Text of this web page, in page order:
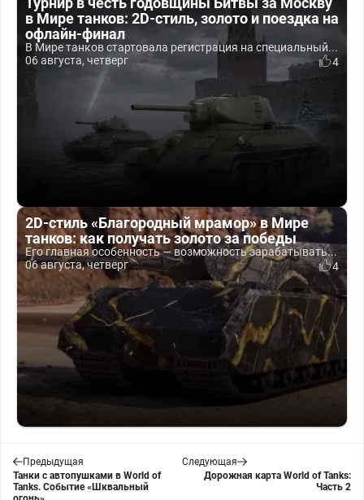
в Мире танков: 2D-стиль, золото и поездка на
офлайн-финал
В Мире танков стартовала регистрация на специальный...
06 августа, четверг
4
2D-стиль «Благородный мрамор» в Мире
танков: как получать золото за победы
Его главная особенность — возможность зарабатывать...
06 августа, четверг
4
Предыдущая
Танки с автопушками в World of
Tanks. Событие «Шквальный
Следующая
Дорожная карта World of Tanks:
Часть 2